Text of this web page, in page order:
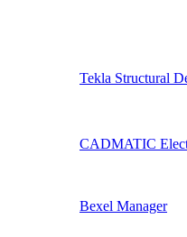
Tekla Structural
CADMATIC
Bexel Manager